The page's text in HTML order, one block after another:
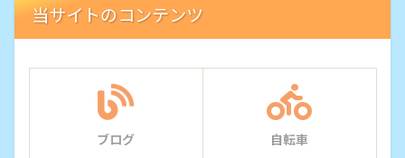
当サイトのコンテンツ
ブログ 自転車